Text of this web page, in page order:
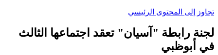
تجاوز إلى المحتوى الرئيسي
لجنة رابطة "آسيان" تعقد اجتماعها الثالث
في أبوظبي